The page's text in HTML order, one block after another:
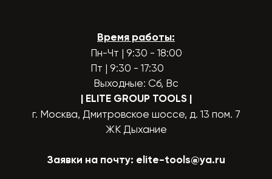
Время работы:
Пн-Чт | 9:30 - 18:00
Пт | 9:30 - 17:30
Выходные: Сб, Вс
| ELITE GROUP TOOLS |
г. Москва, Дмитровское шоссе, д. 13 пом. 7
ЖК Дыхание
Заявки на почту: elite-tools@ya.ru